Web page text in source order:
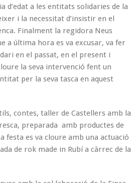
d’edat a les entitats solidaries de la
i la necessitat d’insistir en el
Finalment la regidora Neus
a última hora es va excusar, va fer
en el passat, en el present i
la seva intervenció fent un
per la seva tasca en aquest
contes, taller de Castellers amb la
preparada amb productes de
festa es va cloure amb una actuació
de rok made in Rubí a càrrec de la